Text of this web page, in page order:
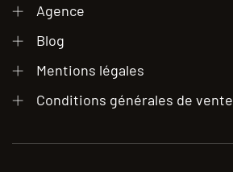
Agence
Blog
Mentions légales
Conditions générales de vente